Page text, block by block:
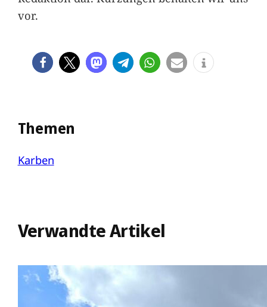
vor.
Themen
Karben
Verwandte Artikel